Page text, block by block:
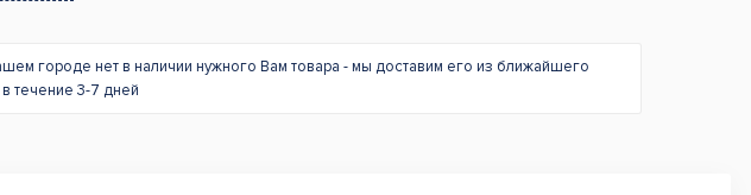
городе нет в наличии нужного Вам товара - мы доставим его из ближайшего
течение 3-7 дней